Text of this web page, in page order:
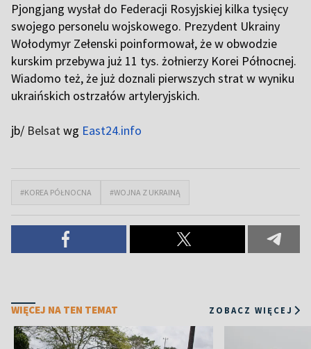
Pjongjang wysłał do Federacji Rosyjskiej kilka tysięcy
swojego personelu wojskowego. Prezydent Ukrainy
Wołodymyr Zełenski poinformował, że w obwodzie
kurskim przebywa już 11 tys. żołnierzy Korei Północnej.
Wiadomo też, że już doznali pierwszych strat w wyniku
ukraińskich ostrzałów artyleryjskich.
jb/ Belsatwg East24.info
#KOREA PÓŁNOCNA #WOJNA Z UKRAINĄ
WIĘCEJ NA TEN TEMAT ZOBACZ WIĘCEJ